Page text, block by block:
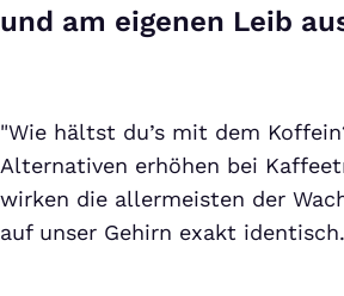
und am eigenen Leib
"Wie hältst du’s mit dem
Alternativen erhöhen bei
wirken die allermeisten der
auf unser Gehirn exakt identisch.